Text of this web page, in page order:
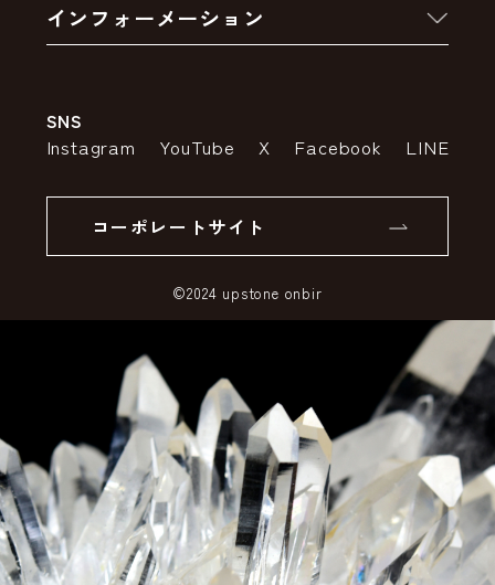
アウトレットセール
お支払いについて
インフォーメーション
特定商取引法の表示
SSLサーバー証明書とは
SNS
Instagram YouTube X Facebook LINE
コーポレートサイト
©2024 upstone onbir